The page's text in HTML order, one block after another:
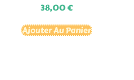
38,00€
Ajouter Au Panier